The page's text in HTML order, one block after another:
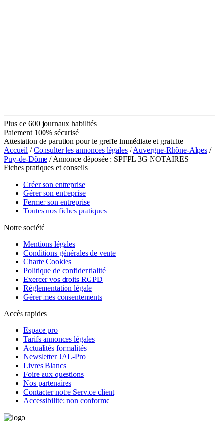
Plus de 600 journaux habilités
Paiement 100% sécurisé
Attestation de parution pour le greffe immédiate et gratuite
Accueil /Consulter les annonces légales /Auvergne-Rhône-Alpes /
Puy-de-Dôme / Annonce déposée : SPFPL 3G NOTAIRES
Fiches pratiques et conseils
Créer son entreprise
Gérer son entreprise
Fermer son entreprise
Toutes nos fiches pratiques
Notre société
Mentions légales
Conditions générales de vente
Charte Cookies
Politique de confidentialité
Exercer vos droits RGPD
Réglementation légale
Gérer mes consentements
Accès rapides
Espace pro
Tarifs annonces légales
Actualités formalités
Newsletter JAL-Pro
Livres Blancs
Foire aux questions
Nos partenaires
Contacter notre Service client
Accessibilité: non conforme